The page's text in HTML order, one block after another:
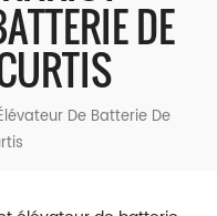
DE
De Batterie De